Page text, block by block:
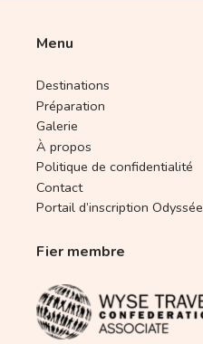
Menu
Destinations
Préparation
Galerie
À propos
Politique de confidentialité
Contact
Portail d’inscription Odyssée
Fier membre